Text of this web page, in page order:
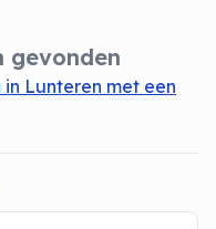
gevonden
Lunteren met een